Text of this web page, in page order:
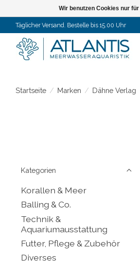
Täglicher Versand. Bestelle bis 15.00 Uhr
Startseite / Marken / Dähne Verlag
Kategorien
Korallen & Meer
Balling & Co.
Technik &
Aquariumausstattung
Futter, Pflege & Zubehör
Diverses
Wir benutzen Cookies nur